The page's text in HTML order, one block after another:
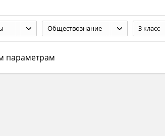
Обществознание 3 класс
параметрам